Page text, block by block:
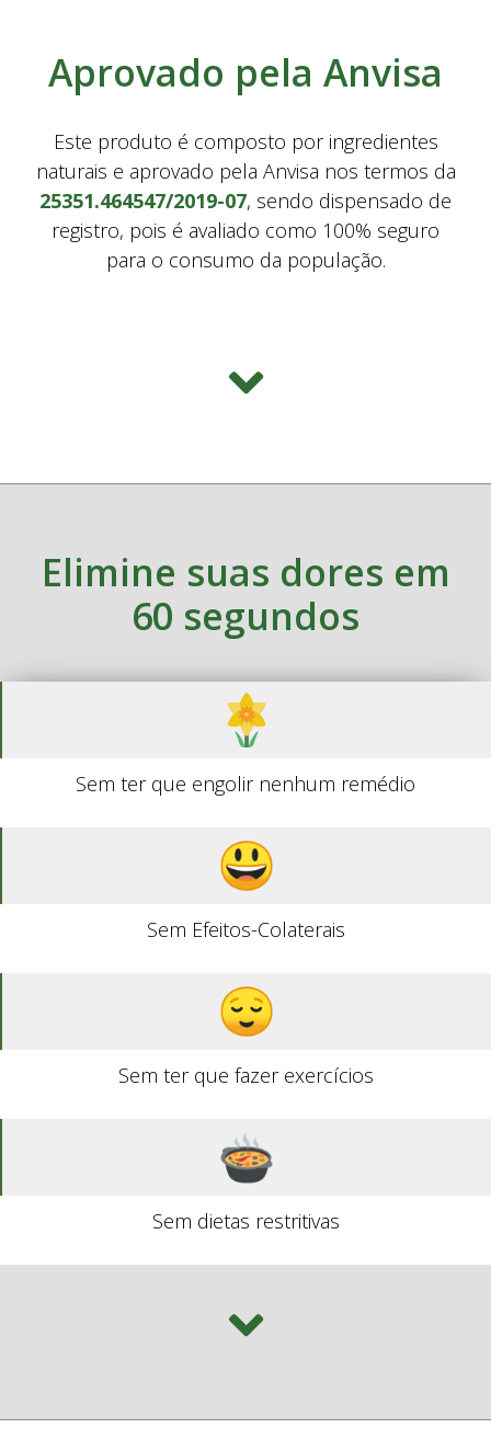
Aprovado pela Anvisa
Este produto é composto por ingredientes
naturais e aprovado pela Anvisa nos termos da
25351.464547/2019-07, sendo dispensado de
registro, pois é avaliado como 100% seguro
para o consumo da população.
Elimine suas dores em
60 segundos
Sem ter que engolir nenhum remédio
Sem Efeitos-Colaterais
Sem ter que fazer exercícios
Sem dietas restritivas